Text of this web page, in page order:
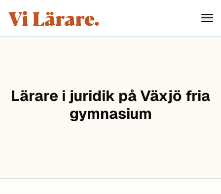
Hoppa till innehåll
ViLärare
Lärare i juridik på Växjö fria
gymnasium